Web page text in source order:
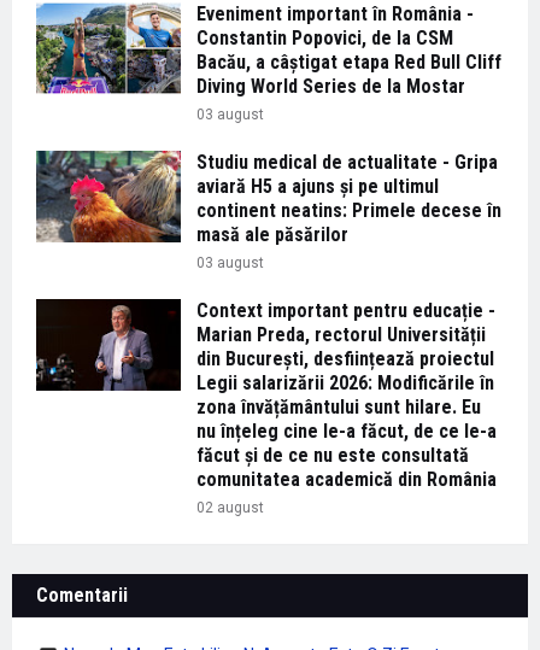
Eveniment important în România -
Constantin Popovici, de la CSM
Bacău, a câștigat etapa Red Bull Cliff
Diving World Series de la Mostar
03 august
Studiu medical de actualitate - Gripa
aviară H5 a ajuns și pe ultimul
continent neatins: Primele decese în
masă ale păsărilor
03 august
Context important pentru educație -
Marian Preda, rectorul Universității
din București, desființează proiectul
Legii salarizării 2026: Modificările în
zona învățământului sunt hilare. Eu
nu înțeleg cine le-a făcut, de ce le-a
făcut și de ce nu este consultată
comunitatea academică din România
02 august
Comentarii